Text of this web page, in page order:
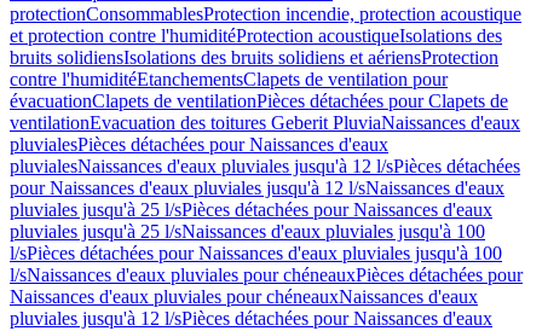
protectionConsommablesProtection incendie, protection acoustique
et protection contre l'humiditéProtection acoustiqueIsolations des
bruits solidiensIsolations des bruits solidiens et aériensProtection
contre l'humiditéEtanchementsClapets de ventilation pour
évacuationClapets de ventilationPièces détachées pour Clapets de
ventilationEvacuation des toitures Geberit PluviaNaissances d'eaux
pluvialesPièces détachées pour Naissances d'eaux
pluvialesNaissances d'eaux pluviales jusqu'à 12 l/sPièces détachées
pour Naissances d'eaux pluviales jusqu'à 12 l/sNaissances d'eaux
pluviales jusqu'à 25 l/sPièces détachées pour Naissances d'eaux
pluviales jusqu'à 25 l/sNaissances d'eaux pluviales jusqu'à 100
l/sPièces détachées pour Naissances d'eaux pluviales jusqu'à 100
l/sNaissances d'eaux pluviales pour chéneauxPièces détachées pour
Naissances d'eaux pluviales pour chéneauxNaissances d'eaux
pluviales jusqu'à 12 l/sPièces détachées pour Naissances d'eaux